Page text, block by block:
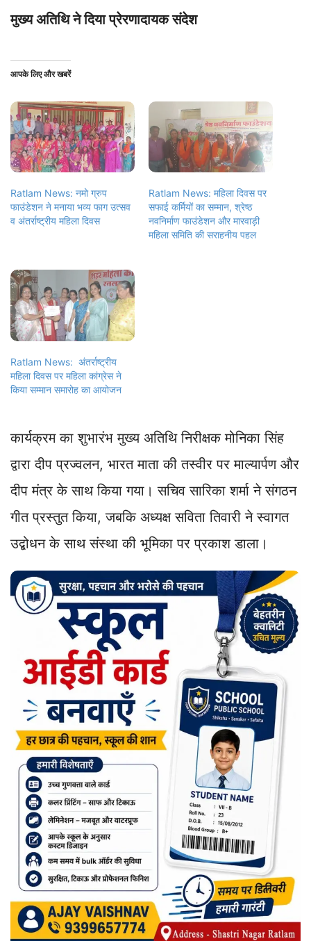
मुख्य अतिथि ने दिया प्रेरणादायक संदेश
आपके लिए और खबरें
Ratlam News: नमो ग्रुप
फाउंडेशन ने मनाया भव्य फाग उत्सव
व अंतर्राष्ट्रीय महिला दिवस
Ratlam News: महिला दिवस पर
सफाई कर्मियों का सम्मान, श्रेष्ठ
नवनिर्माण फाउंडेशन और मारवाड़ी
महिला समिति की सराहनीय पहल
Ratlam News: अंतर्राष्ट्रीय
महिला दिवस पर महिला कांग्रेस ने
किया सम्मान समारोह का आयोजन
कार्यक्रम का शुभारंभ मुख्य अतिथि निरीक्षक मोनिका सिंह
द्वारा दीप प्रज्वलन, भारत माता की तस्वीर पर माल्यार्पण और
दीप मंत्र के साथ किया गया। सचिव सारिका शर्मा ने संगठन
गीत प्रस्तुत किया, जबकि अध्यक्ष सविता तिवारी ने स्वागत
उद्बोधन के साथ संस्था की भूमिका पर प्रकाश डाला।